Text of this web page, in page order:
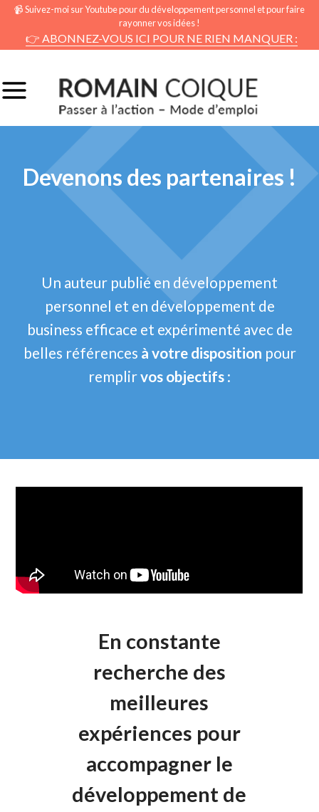
📹 Suivez-moi sur Youtube pour du développement personnel et pour faire
rayonner vos idées !
👉 ABONNEZ-VOUS ICI POUR NE RIEN MANQUER :
Devenons des partenaires !
Un auteur publié en développement
personnel et en développement de
business efficace et expérimenté avec de
belles références à votre disposition pour
remplirvos objectifs :
En constante
recherche des
meilleures
expériences pour
accompagner le
développement de